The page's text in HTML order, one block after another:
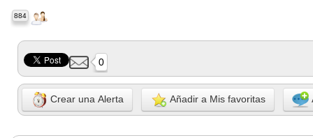
884
0
Crear una Alerta Añadir a Mis favoritas